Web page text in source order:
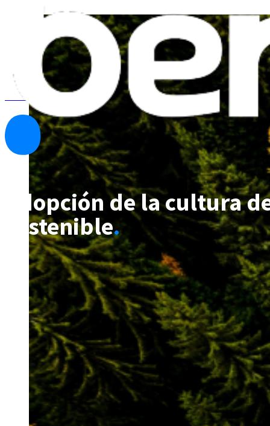
Ver todas las noticias
Adopción de la cultura
sostenible.